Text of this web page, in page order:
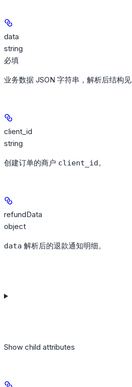
data
string
必填
业务数据 JSON 字符串，解析后结构见
client_id
string
创建订单的商户 client_id。
refundData
object
data 解析后的退款通知明细。
Show child attributes